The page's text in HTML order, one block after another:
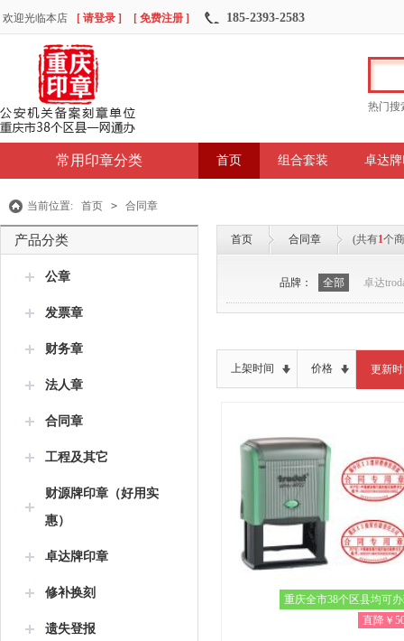
欢迎光临本店 [ 请登录 ] [ 免费注册 ] 185-2393-2583
热门搜
常用印章分类 首页 组合套装 卓达
当前位置: 首页 > 合同章
产品分类
公章
发票章
财务章
法人章
合同章
工程及其它
财源牌印章（好用实
惠）
卓达牌印章
修补换刻
遗失登报
首页 合同章 (共有1个
品牌： 全部 卓达
上架时间 价格 更新
重庆全市38个区县均可
直降￥